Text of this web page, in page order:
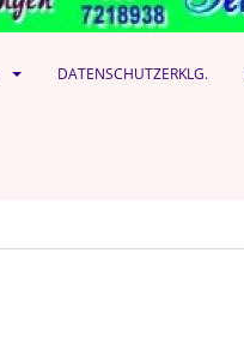
DATENSCHUTZERKLG.